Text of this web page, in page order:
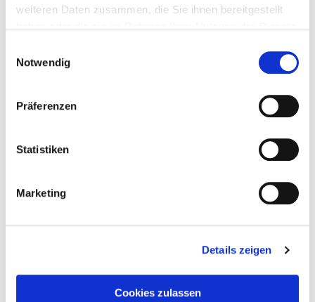
weiteren Daten zusammen, die Sie ihnen bereitgestellt
Notwendig
Präferenzen
Statistiken
Marketing
Details zeigen
Cookies zulassen
Taddel am 3. Juni 2025
Welt unter ewigem Eis